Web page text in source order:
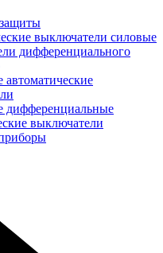
выключатели силовые
дифференциального
дифференциальные
выключатели